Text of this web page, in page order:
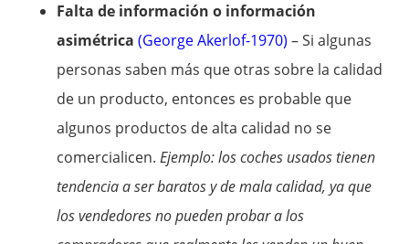
Falta de información o información
asimétrica(George Akerlof-1970) – Si algunas
personas saben más que otras sobre la calidad
de un producto, entonces es probable que
algunos productos de alta calidad no se
comercialicen.Ejemplo: los coches usados tienen
tendencia a ser baratos y de mala calidad, ya que
los vendedores no pueden probar a los